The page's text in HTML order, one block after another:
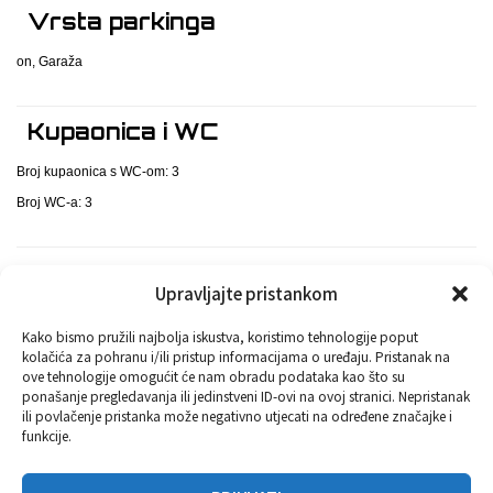
Upravljajte pristankom
Kako bismo pružili najbolja iskustva, koristimo tehnologije poput
kolačića za pohranu i/ili pristup informacijama o uređaju. Pristanak na
ove tehnologije omogućit će nam obradu podataka kao što su
ponašanje pregledavanja ili jedinstveni ID-ovi na ovoj stranici. Nepristanak
ili povlačenje pristanka može negativno utjecati na određene značajke i
funkcije.
Vrsta parkinga
on, Garaža
Kupaonica i WC
Broj kupaonica s WC-om: 3
Broj WC-a: 3
Ostali objekti i površine
Dvorište/vrt Roštilj Bazen